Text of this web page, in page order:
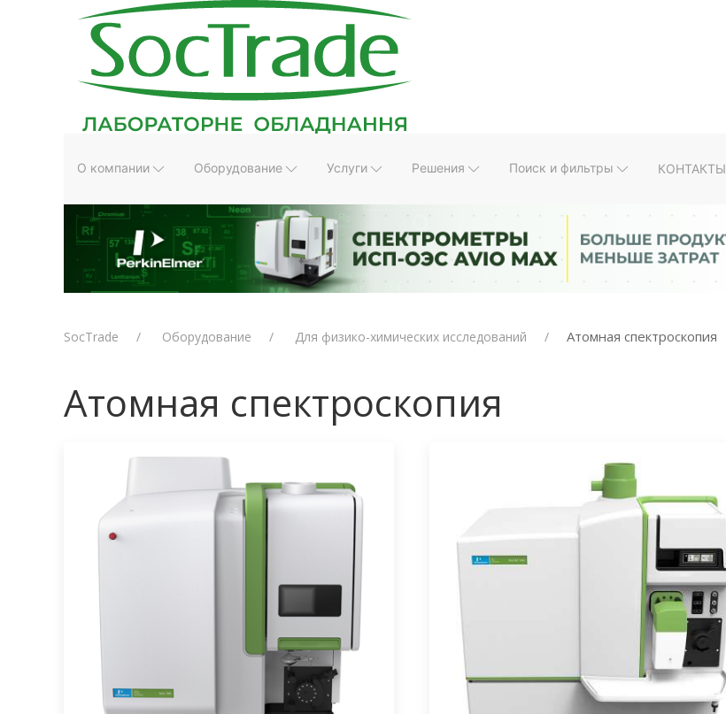
О компании Оборудование Услуги Решения Поиск и фильтры КОНТАКТЫ
SocTrade Оборудование Для физико-химических исследований Атомная спектроскопия
Атомная спектроскопия